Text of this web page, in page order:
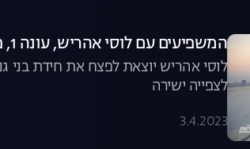
המשפיעים עם לוסי אהריש, עונה 1, פרק 3: בני גנץ
לוסי אהריש יוצאת לפצח את חידת
לצפייה ישירה
3.4.2023